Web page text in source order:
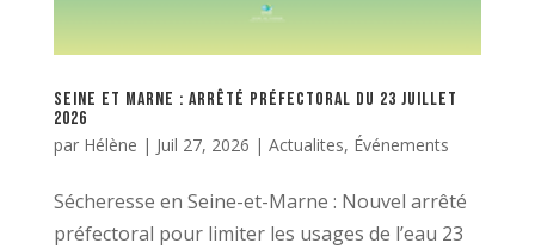
Seine et Marne : Arrêté préfectoral du 23 juillet
2026
par Hélène | Juil 27, 2026 | Actualites, Événements
Sécheresse en Seine-et-Marne : Nouvel arrêté
préfectoral pour limiter les usages de l’eau 23